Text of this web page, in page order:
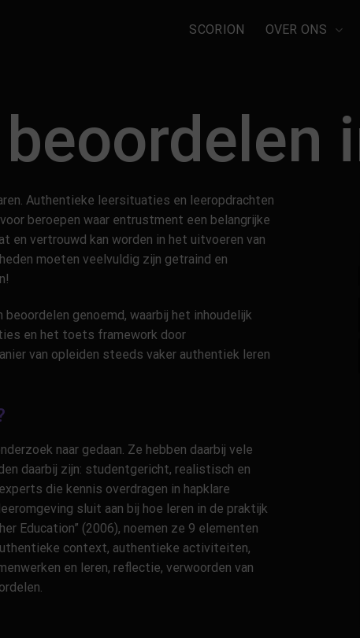
SCORION OVER ONS
Authentieke leersituaties en leeropdrachten
beroepen waar entrustment een belangrijke
en vertrouwd kan worden in het uitvoeren van
moeten veelvuldig zijn getraind en
genoemd, waarbij het inhoudelijk
en het toets framework door
van opleiden steeds vaker authentiek leren
naar gedaan. Ze hebben daarbij vele
daarbij zijn: studentgericht, realistisch en
die kennis overdragen in hapklare
sluit aan bij hoe leren in de praktijk
Education” (2006), noemen ze 9 elementen
context, authentieke activiteiten,
en leren, reflectie, verwoorden van